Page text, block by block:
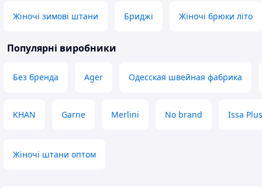
фото в живу.
Переваги
Модель
Жіночі зимові штани Бриджі Жіночі брюки літо
Популярні виробники
Без бренда Ager Одесская швейная фабрика
KHAN Garne Merlini No brand Issa Plus
Жіночі штани оптом